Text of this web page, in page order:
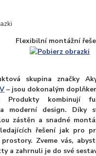
Flexibilní montážní
skupina značky
– jsou dokonalým
Produkty kombinují
moderní design. Díky
zástěn a snadné
řešení jak pro
Zveme vás,
a zahrnuli je do své